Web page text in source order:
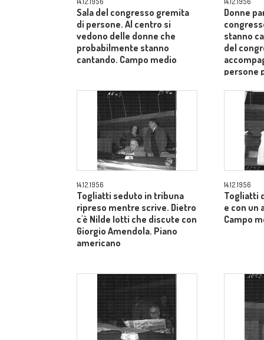
Sala del congresso gremita
di persone. Al centro si
vedono delle donne che
probabilmente stanno
cantando. Campo medio
Donne
stanno
del
persone
14.12.1956
Togliatti seduto in tribuna
ripreso mentre scrive. Dietro
c'è Nilde Iotti che discute con
Giorgio Amendola. Piano
americano
14.12.1956
Togliatti
e con un
Campo